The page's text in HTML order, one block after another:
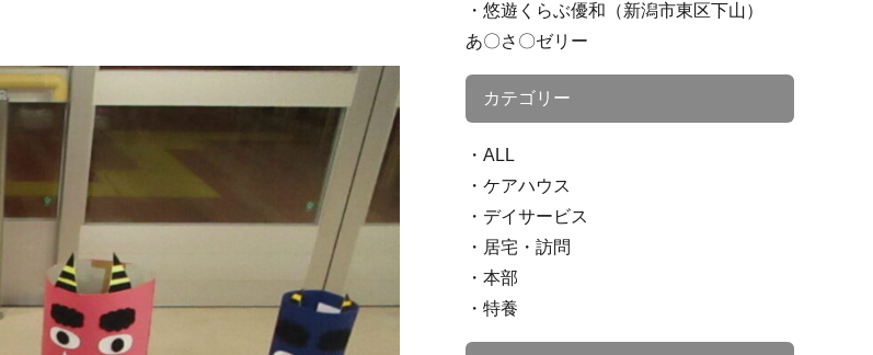
悠遊くらぶ優和（新潟市東区下山）
あ〇さ〇ゼリー
カテゴリー
ALL
ケアハウス
デイサービス
居宅・訪問
本部
特養